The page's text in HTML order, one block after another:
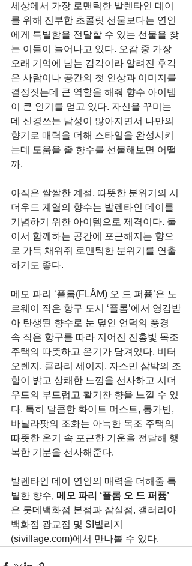
세상에서 가장 로맨틱한 발렌타인 데이
를 위해 진부한 초콜릿 선물보다는 연인
에게 특별함을 전달할 수 있는 선물을 찾
는 이들이 늘어나고 있다. 오감 중 가장
오래 기억에 남는 감각이라 알려진 후각
은 사람이나 공간의 첫 인상과 이미지를
결정짓는데 큰 역할을 해줘 향수 아이템
이 큰 인기를 얻고 있다. 자신을 꾸미는
데 신경쓰는 남성이 많아지면서 나만의
향기로 매력을 더해 스타일을 완성시키
는데 도움을 줄 향수를 선물해보면 어떨
까.
아직은 쌀쌀한 계절, 따뜻한 분위기의 시
더우드 계열의 향수는 발렌타인 데이를
기념하기 위한 아이템으로 제격이다. 둘
이서 함께하는 공간에 포근해지는 향으
로 가득 채워줘 로맨틱한 분위기를 연출
하기도 좋다.
메모 파리 ‘플롬(FLÅM) 오 드 퍼퓸’은 노
르웨이 작은 항구 도시 ‘플롬’에서 영감받
아 탄생된 향수로 눈 덮인 언덕의 풍경
속 작은 항구를 따라 지어진 진홍빛 목조
주택의 따뜻하고 온기가 담겨있다. 비터
오렌지, 클라리 세이지, 자스민 삼박의 조
합이 밝고 상쾌한 느낌을 선사하고 시더
우드의 부드럽고 활기찬 향을 느낄 수 있
다. 특히 달콤한 화이트 머스트, 통가빈,
바닐라팟의 조화는 아늑한 목조 주택의
따뜻한 온기 속 포근한 기운을 전달해 행
복한 기분을 선사해준다.
발렌타인 데이 연인의 매력을 더해줄 특
별한 향수, 메모 파리 ‘플롬 오 드 퍼퓸’
은 롯데백화점 본점과 잠실점, 갤러리아
백화점 광교점 및 SI빌리지
(sivillage.com)에서 만나볼 수 있다.